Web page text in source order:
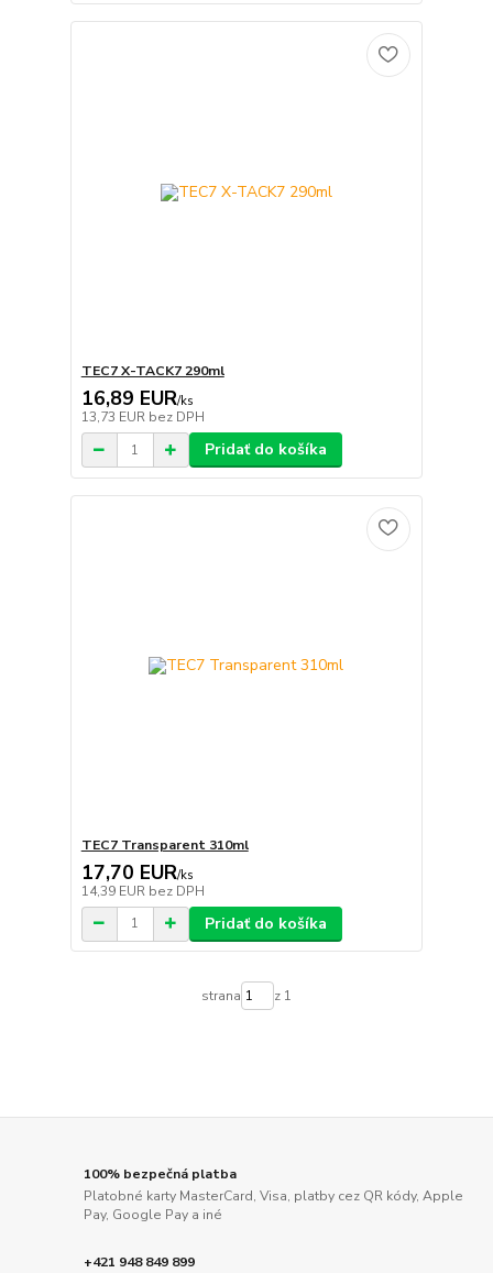
TEC7 X-TACK7 290ml
16,89 EUR/ks
13,73 EUR bez DPH
Pridať do košíka
TEC7 Transparent 310ml
17,70 EUR/ks
14,39 EUR bez DPH
Pridať do košíka
strana z 1
100% bezpečná platba
Platobné karty MasterCard, Visa, platby cez QR kódy, Apple
Pay, Google Pay a iné
+421 948 849 899